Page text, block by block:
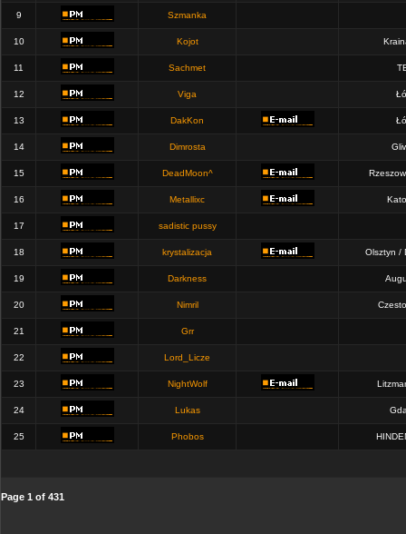
9 Szmanka
10 Kojot
11 Sachmet
12 Viga
13 DakKon
14 Dimrosta
15 DeadMoon^
16 Metallixc
17 sadistic pussy
18 krystalizacja Olsztyn /
19 Darkness
20 Nimril
21 Grr
22 Lord_Licze
23 NightWolf
24 Lukas
25 Phobos
Page 1 of 431